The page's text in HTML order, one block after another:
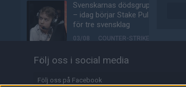
Svenskarnas dödsgrupp
– idag börjar Stake Pulse
för tre svensklag
03/08 COUNTER-STRIKE
15-årige talangen
"Finska MaiL09"
Följ oss i social media
Följ oss på Facebook